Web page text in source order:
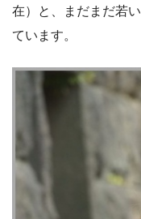
在）と、まだまだ若
ています。